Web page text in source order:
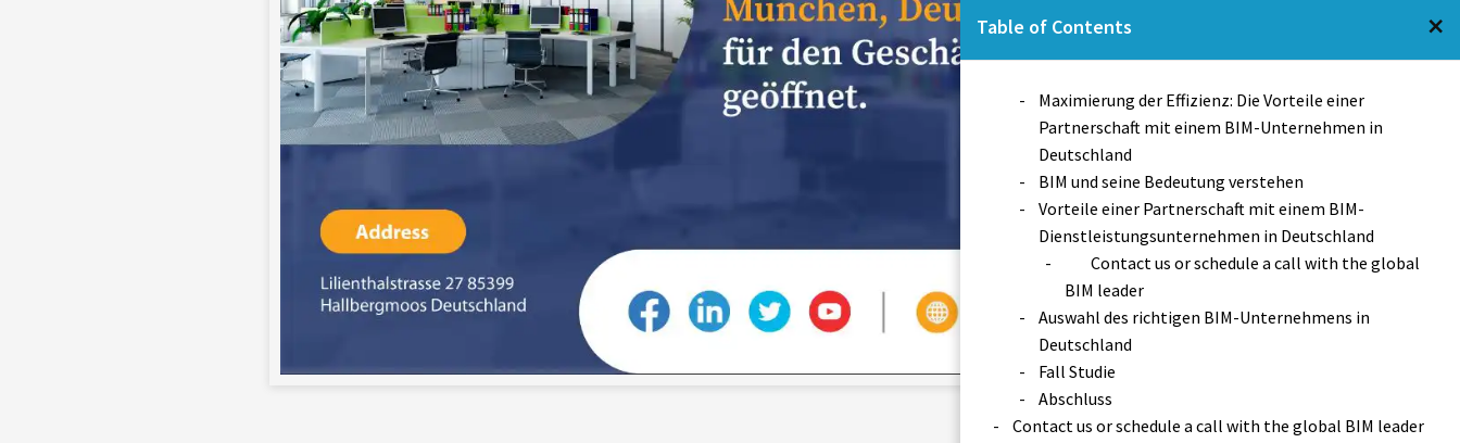
Table of Contents ×
Maximierung der Effizienz: Die Vorteile einer
Partnerschaft mit einem BIM-Unternehmen in
Deutschland
BIM und seine Bedeutung verstehen
Vorteile einer Partnerschaft mit einem BIM-
Dienstleistungsunternehmen in Deutschland
Contact us or schedule a call with the global
BIM leader
Auswahl des richtigen BIM-Unternehmens in
Deutschland
Fall Studie
Abschluss
Contact us or schedule a call with the global BIM leader
←
Table of Contents